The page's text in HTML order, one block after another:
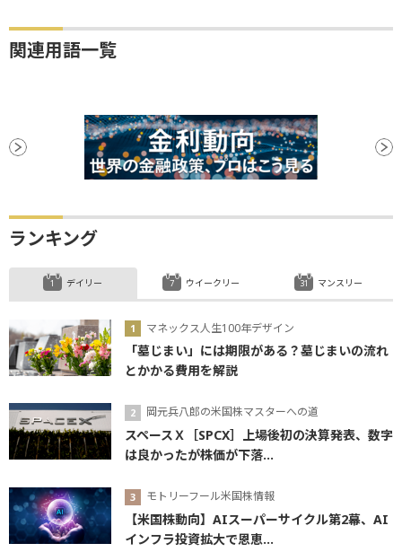
関連用語一覧
ランキング
デイリー
マネックス人生100年デザイン
「墓じまい」には期限がある？墓じまいの流れ
とかかる費用を解説
岡元兵八郎の米国株マスターへの道
スペースＸ［SPCX］上場後初の決算発表、数字
は良かったが株価が下落...
モトリーフール米国株情報
【米国株動向】AIスーパーサイクル第2幕、AI
インフラ投資拡大で恩恵...
ウイークリー マンスリー